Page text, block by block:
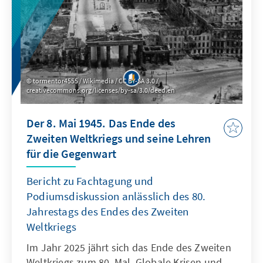
tormentor4555 / Wikimedia / CC BY-SA 3.0 /
creativecommons.org/licenses/by-sa/3.0/deed.en
Der 8. Mai 1945. Das Ende des
Zweiten Weltkriegs und seine Lehren
für die Gegenwart
Bericht zu Fachtagung und
Podiumsdiskussion anlässlich des 80.
Jahrestags des Endes des Zweiten
Weltkriegs
Im Jahr 2025 jährt sich das Ende des Zweiten